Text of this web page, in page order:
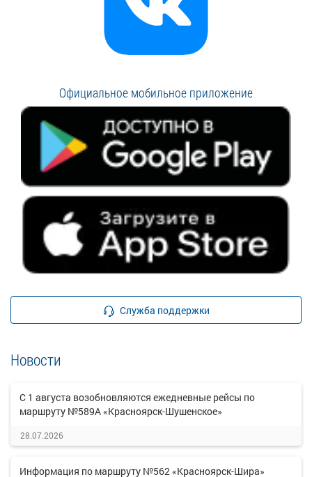
Официальное мобильное приложение
Служба поддержки
Новости
С 1 августа возобновляются ежедневные рейсы по
маршруту №589А «Красноярск-Шушенское»
28.07.2026
Информация по маршруту №562 «Красноярск-Шира»